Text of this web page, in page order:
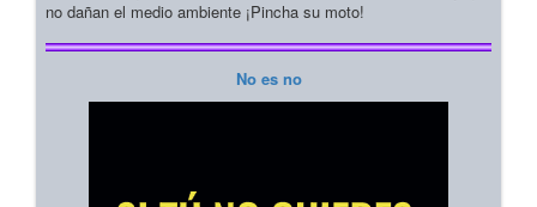
no dañan el medio ambiente ¡Pincha su moto!
No es no